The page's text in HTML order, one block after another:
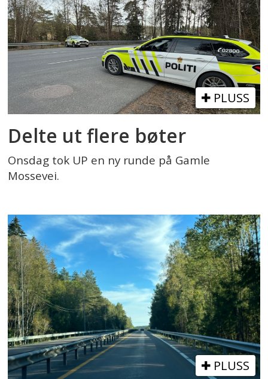
PLUSS
Delte ut flere bøter
Onsdag tok UP en ny runde på Gamle
Mossevei.
PLUSS